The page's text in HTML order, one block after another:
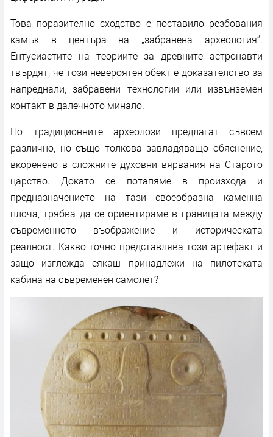
Това поразително сходство е поставило резбования
камък в центъра на „забранена археология“.
Ентусиастите на теориите за древните астронавти
твърдят, че този невероятен обект е доказателство за
напреднали, забравени технологии или извънземен
контакт в далечното минало.
Но традиционните археолози предлагат съвсем
различно, но също толкова завладяващо обяснение,
вкоренено в сложните духовни вярвания на Старото
царство. Докато се потапяме в произхода и
предназначението на тази своеобразна каменна
плоча, трябва да се ориентираме в границата между
съвременното въображение и историческата
реалност. Какво точно представлява този артефакт и
защо изглежда сякаш принадлежи на пилотската
кабина на съвременен самолет?